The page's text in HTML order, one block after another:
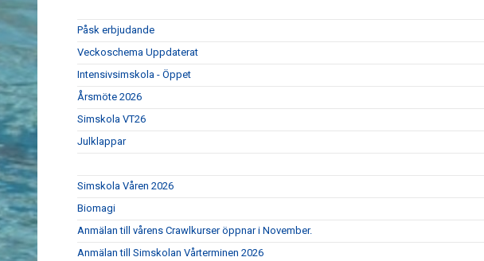
Påsk erbjudande
Veckoschema Uppdaterat
Intensivsimskola - Öppet
Årsmöte 2026
Simskola VT26
Julklappar
Simskola Våren 2026
Biomagi
Anmälan till vårens Crawlkurser öppnar i November.
Anmälan till Simskolan Vårterminen 2026